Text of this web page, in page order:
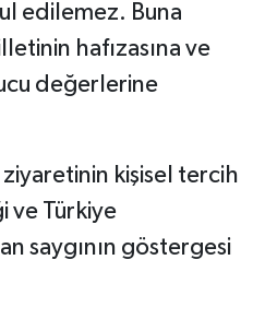
edilemez. Buna
hafızasına ve
değerlerine
ziyaretinin kişisel tercih
ve Türkiye
saygının göstergesi